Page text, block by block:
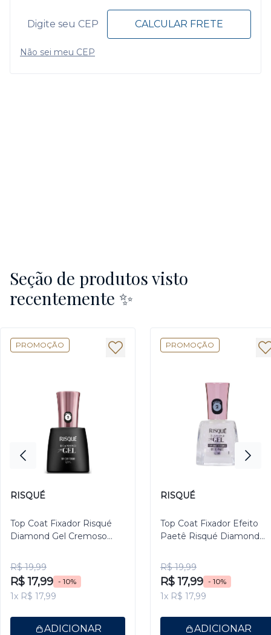
CALCULAR FRETE
Não sei meu CEP
Seção de produtos visto
recentemente ✨
PROMOÇÃO
RISQUÉ
Top Coat Fixador Risqué
Diamond Gel Cremoso
R$ 19,99
R$ 17,99 - 10%
1x R$ 17,99
ADICIONAR
PROMOÇÃO
RISQUÉ
Top Coat Fixador Efeito
Paetê Risqué Diamond
R$ 19,99
R$ 17,99 - 10%
1x R$ 17,99
ADICIONAR